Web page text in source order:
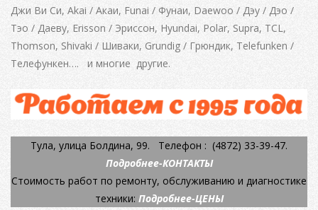
Джи Ви Си, Akai / Акаи, Funai / Фунаи, Daewoo / Дэу / Дэо /
Тэо / Даеву, Erisson / Эриссон, Hyundai, Polar, Supra, TCL,
Thomson, Shivaki / Шиваки, Grundig / Грюндик, Telefunken /
Телефункен…. и многие другие.
Тула, улица Болдина, 99. Телефон : (4872) 33-39-47.
Подробнее-КОНТАКТЫ
Стоимость работ по ремонту, обслуживанию и диагностике
техники: Подробнее-ЦЕНЫ